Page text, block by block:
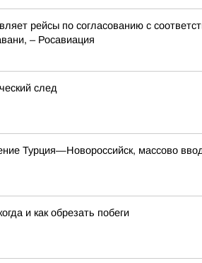
рейсы по согласованию с
– Росавиация
след
Турция—Новороссийск, массово
и как обрезать побеги